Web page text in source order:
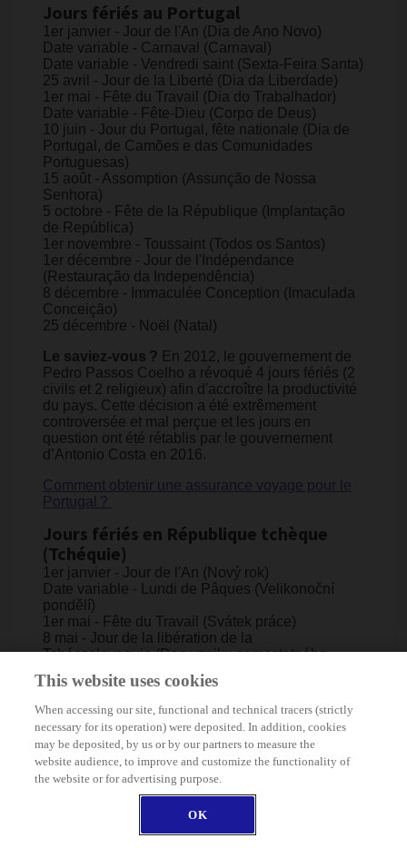
Jours fériés au Portugal
1er janvier - Jour de l'An (Dia de Ano Novo)
Date variable - Carnaval (Carnaval)
Date variable - Vendredi saint (Sexta-Feira Santa)
25 avril - Jour de la Liberté (Dia da Liberdade)
1er mai - Fête du Travail (Dia do Trabalhador)
Date variable - Fête-Dieu (Corpo de Deus)
10 juin - Jour du Portugal, fête nationale (Dia de
Portugal, de Camões e das Comunidades
Portuguesas)
15 août - Assomption (Assunção de Nossa
Senhora)
5 octobre - Fête de la République (Implantação
de República)
1er novembre - Toussaint (Todos os Santos)
1er décembre - Jour de l'Indépendance
(Restauração da Independência)
8 décembre - Immaculée Conception (Imaculada
Conceição)
25 décembre - Noël (Natal)
Le saviez-vous ? En 2012, le gouvernement de
Pedro Passos Coelho a révoqué 4 jours fériés (2
civils et 2 religieux) afin d'accroître la productivité
du pays. Cette décision a été extrêmement
controversée et mal perçue et les jours en
question ont été rétablis par le gouvernement
d’Antonio Costa en 2016.
Comment obtenir une assurance voyage pour le
Portugal ? ​​
Jours fériés en République tchèque
(Tchéquie)
1er janvier - Jour de l'An (Nový rok)
Date variable - Lundi de Pâques (Velikonoční
pondělí)
1er mai - Fête du Travail (Svátek práce)
8 mai - Jour de la libération de la
Tchécoslovaquie (Den vzniku samostatného
československého státu)
6 juillet - Fête de Jan Hus (Den upálení mistra
Jana Husa)
28 septembre - Fête de Saint-Venceslas, fête
nationale (Den české státnosti)
28 octobre - Fête de la naissance de la
Tchécoslovaquie, fête nationale (Vznik
Československa)
17 novembre - Jour de la lutte pour la liberté et la
démocratie (Den boje za svobodu a demokracii)
24-26 décembre - Noël (svátek vánoční)
This website uses cookies
When accessing our site, functional and technical tracers (strictly
necessary for its operation) were deposited. In addition, cookies
may be deposited, by us or by our partners to measure the
website audience, to improve and customize the functionality of
the website or for advertising purpose.
OK